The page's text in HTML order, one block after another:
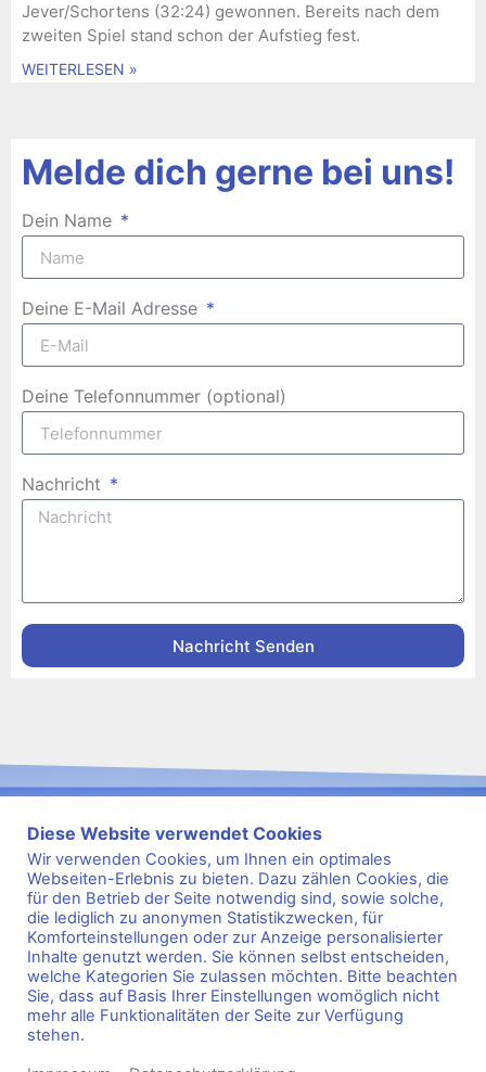
Jever/Schortens (32:24) gewonnen. Bereits nach dem
zweiten Spiel stand schon der Aufstieg fest.
WEITERLESEN »
Melde dich gerne bei uns!
Dein Name
Deine E-Mail Adresse
Deine Telefonnummer (optional)
Nachricht
Nachricht Senden
Kontakt Impressum DatenschutzFAQ
Sportarten Kurse
Diese Website verwendet Cookies
Wir verwenden Cookies, um Ihnen ein optimales
Webseiten-Erlebnis zu bieten. Dazu zählen Cookies, die
für den Betrieb der Seite notwendig sind, sowie solche,
die lediglich zu anonymen Statistikzwecken, für
Komforteinstellungen oder zur Anzeige personalisierter
Inhalte genutzt werden. Sie können selbst entscheiden,
welche Kategorien Sie zulassen möchten. Bitte beachten
Sie, dass auf Basis Ihrer Einstellungen womöglich nicht
mehr alle Funktionalitäten der Seite zur Verfügung
stehen.